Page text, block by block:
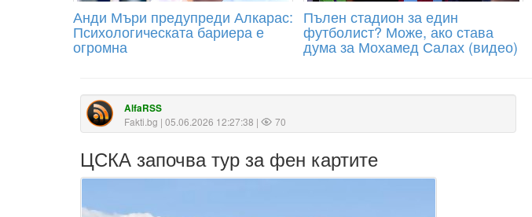
Анди Мъри предупреди Алкарас:
Психологическата бариера е
огромна
Пълен стадион за един
футболист? Може, ако става
дума за Мохамед Салах (видео)
AlfaRSS
Fakti.bg | 05.06.2026 12:27:38 | 70
ЦСКА започва тур за фен картите